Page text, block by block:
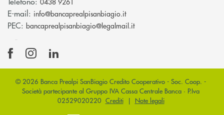
E-mail: info@bancaprealpisanbiagio.it(si apre l’app di posta
PEC: bancaprealpisanbiagio@legalmail.it(si apre l’app di posta
© 2026 Banca Prealpi SanBiagio Credito Cooperativo - Soc. Coop. -
Società partecipante al Gruppo IVA Cassa Centrale Banca · P.Iva
02529020220 Crediti| Note legali